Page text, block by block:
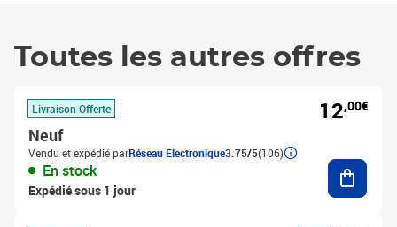
Toutes les autres offres
Livraison Offerte
Neuf
Vendu et expédié parRéseau Electronique3.75/5(106)
En stock
Expédié sous 1 jour
12,00€